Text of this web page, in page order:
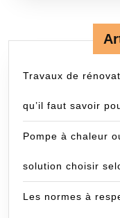
Travaux de
qu’il faut savoir
Pompe à chaleur
solution choisir
Les normes à